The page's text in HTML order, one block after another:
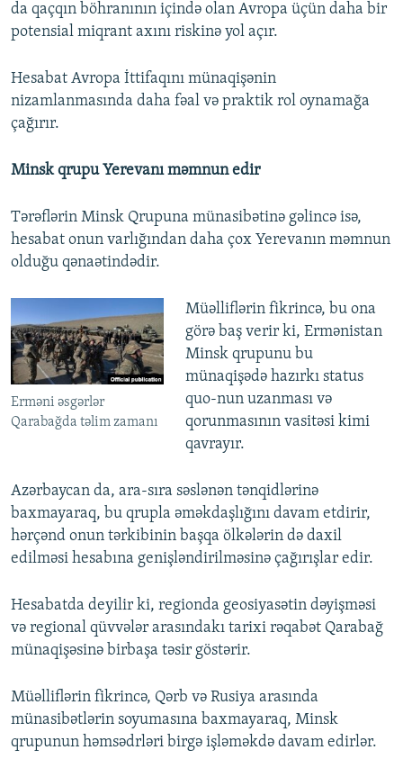
da qaçqın böhranının içində olan Avropa üçün daha bir
potensial miqrant axını riskinə yol açır.
Hesabat Avropa İttifaqını münaqişənin
nizamlanmasında daha fəal və praktik rol oynamağa
çağırır.
Minsk qrupu Yerevanı məmnun edir
Tərəflərin Minsk Qrupuna münasibətinə gəlincə isə,
hesabat onun varlığından daha çox Yerevanın məmnun
olduğu qənaətindədir.
Erməni əsgərlər
Qarabağda təlim zamanı
Müəlliflərin fikrincə, bu ona
görə baş verir ki, Ermənistan
Minsk qrupunu bu
münaqişədə hazırkı status
quo-nun uzanması və
qorunmasının vasitəsi kimi
qavrayır.
Azərbaycan da, ara-sıra səslənən tənqidlərinə
baxmayaraq, bu qrupla əməkdaşlığını davam etdirir,
hərçənd onun tərkibinin başqa ölkələrin də daxil
edilməsi hesabına genişləndirilməsinə çağırışlar edir.
Hesabatda deyilir ki, regionda geosiyasətin dəyişməsi
və regional qüvvələr arasındakı tarixi rəqabət Qarabağ
münaqişəsinə birbaşa təsir göstərir.
Müəlliflərin fikrincə, Qərb və Rusiya arasında
münasibətlərin soyumasına baxmayaraq, Minsk
qrupunun həmsədrləri birgə işləməkdə davam edirlər.